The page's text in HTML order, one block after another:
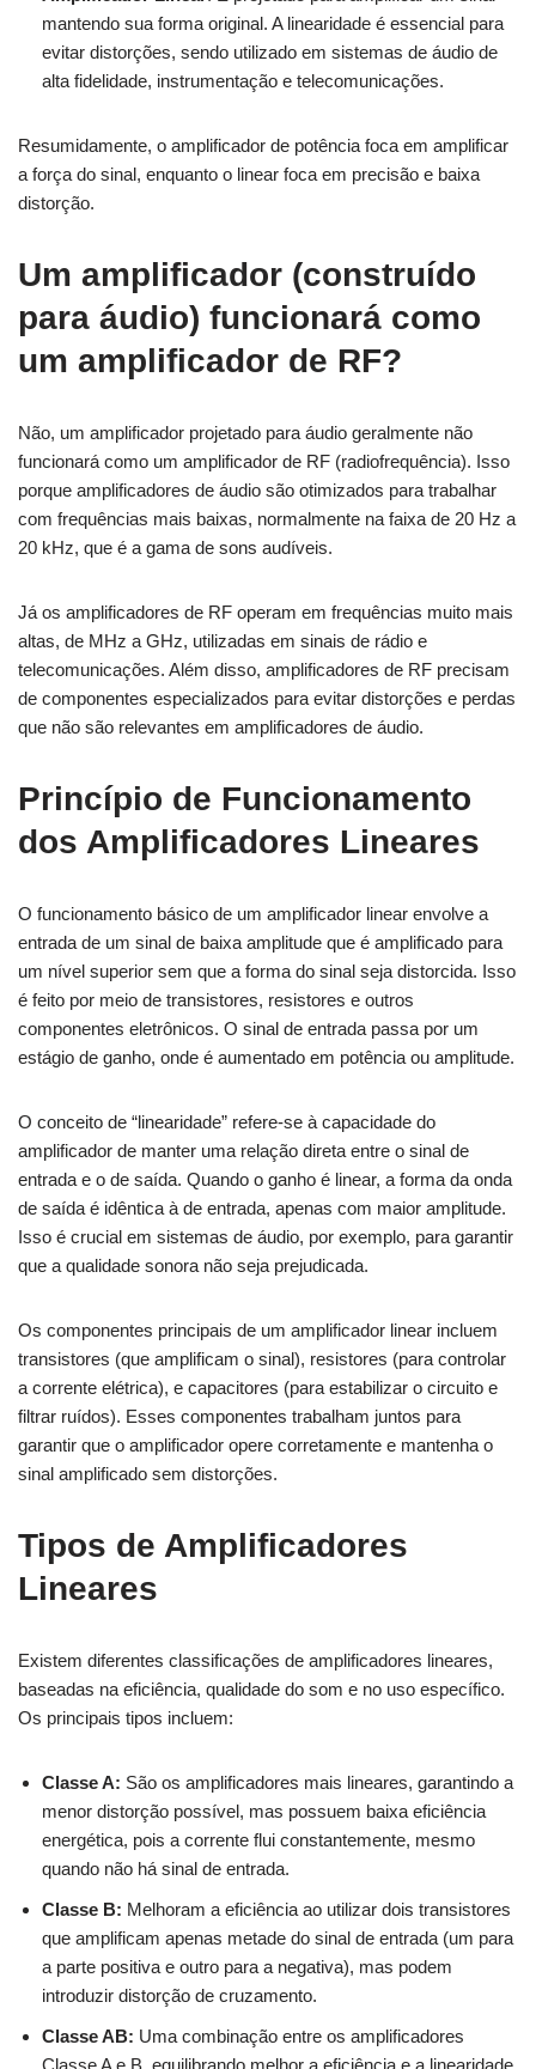
mantendo sua forma original. A linearidade é essencial para
evitar distorções, sendo utilizado em sistemas de áudio de
alta fidelidade, instrumentação e telecomunicações.
Resumidamente, o amplificador de potência foca em amplificar
a força do sinal, enquanto o linear foca em precisão e baixa
distorção.
Um amplificador (construído
para áudio) funcionará como
um amplificador de RF?
Não, um amplificador projetado para áudio geralmente não
funcionará como um amplificador de RF (radiofrequência). Isso
porque amplificadores de áudio são otimizados para trabalhar
com frequências mais baixas, normalmente na faixa de 20 Hz a
20 kHz, que é a gama de sons audíveis.
Já os amplificadores de RF operam em frequências muito mais
altas, de MHz a GHz, utilizadas em sinais de rádio e
telecomunicações. Além disso, amplificadores de RF precisam
de componentes especializados para evitar distorções e perdas
que não são relevantes em amplificadores de áudio.
Princípio de Funcionamento
dos Amplificadores Lineares
O funcionamento básico de um amplificador linear envolve a
entrada de um sinal de baixa amplitude que é amplificado para
um nível superior sem que a forma do sinal seja distorcida. Isso
é feito por meio de transistores, resistores e outros
componentes eletrônicos. O sinal de entrada passa por um
estágio de ganho, onde é aumentado em potência ou amplitude.
O conceito de “linearidade” refere-se à capacidade do
amplificador de manter uma relação direta entre o sinal de
entrada e o de saída. Quando o ganho é linear, a forma da onda
de saída é idêntica à de entrada, apenas com maior amplitude.
Isso é crucial em sistemas de áudio, por exemplo, para garantir
que a qualidade sonora não seja prejudicada.
Os componentes principais de um amplificador linear incluem
transistores (que amplificam o sinal), resistores (para controlar
a corrente elétrica), e capacitores (para estabilizar o circuito e
filtrar ruídos). Esses componentes trabalham juntos para
garantir que o amplificador opere corretamente e mantenha o
sinal amplificado sem distorções.
Tipos de Amplificadores
Lineares
Existem diferentes classificações de amplificadores lineares,
baseadas na eficiência, qualidade do som e no uso específico.
Os principais tipos incluem:
Classe A: São os amplificadores mais lineares, garantindo a
menor distorção possível, mas possuem baixa eficiência
energética, pois a corrente flui constantemente, mesmo
quando não há sinal de entrada.
Classe B: Melhoram a eficiência ao utilizar dois transistores
que amplificam apenas metade do sinal de entrada (um para
a parte positiva e outro para a negativa), mas podem
introduzir distorção de cruzamento.
Classe AB: Uma combinação entre os amplificadores
Classe A e B, equilibrando melhor a eficiência e a linearidade,